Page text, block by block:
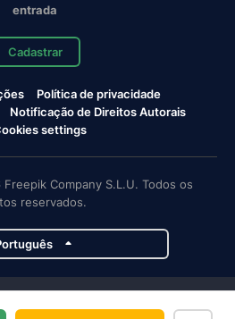
entrada
Cadastrar
Política de privacidade
Notificação de Direitos Autorais
settings
Company S.L.U. Todos os
reservados.